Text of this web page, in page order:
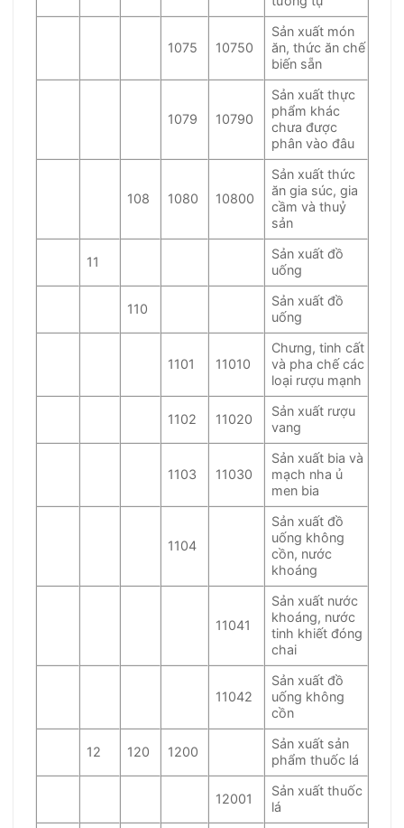
1075 10750
Sản xuất món
ăn, thức ăn chế
biến sẵn
1079 10790
Sản xuất thực
phẩm khác
chưa được
phân vào đâu
108 1080 10800
Sản xuất thức
ăn gia súc, gia
cầm và thuỷ
sản
11
Sản xuất đồ
uống
110
Sản xuất đồ
uống
1101 11010
Chưng, tinh cất
và pha chế các
loại rượu mạnh
1102 11020
Sản xuất rượu
vang
1103 11030
Sản xuất bia và
mạch nha ủ
men bia
1104
Sản xuất đồ
uống không
cồn, nước
khoáng
11041
Sản xuất nước
khoáng, nước
tinh khiết đóng
chai
11042
Sản xuất đồ
uống không
cồn
12 120 1200
Sản xuất sản
phẩm thuốc lá
12001
Sản xuất thuốc
lá